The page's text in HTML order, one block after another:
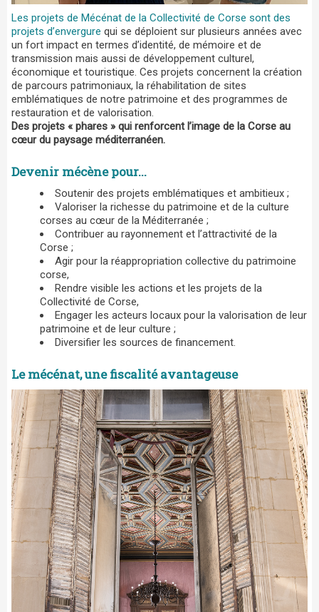
Les projets de Mécénat de la Collectivité de Corse sont des
projets d’envergure qui se déploient sur plusieurs années avec
un fort impact en termes d’identité, de mémoire et de
transmission mais aussi de développement culturel,
économique et touristique. Ces projets concernent la création
de parcours patrimoniaux, la réhabilitation de sites
emblématiques de notre patrimoine et des programmes de
restauration et de valorisation.
Des projets « phares » qui renforcent l’image de la Corse au
cœur du paysage méditerranéen.
Devenir mécène pour...
Soutenir des projets emblématiques et ambitieux ;
Valoriser la richesse du patrimoine et de la culture
corses au cœur de la Méditerranée ;
Contribuer au rayonnement et l’attractivité de la
Corse ;
Agir pour la réappropriation collective du patrimoine
corse,
Rendre visible les actions et les projets de la
Collectivité de Corse,
Engager les acteurs locaux pour la valorisation de leur
patrimoine et de leur culture ;
Diversifier les sources de financement.
Le mécénat, une fiscalité avantageuse